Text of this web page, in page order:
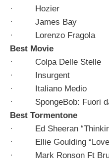
· Hozier
· James Bay
· Lorenzo Fragola
Best Movie
· Colpa Delle Stelle
· Insurgent
· Italiano Medio
· SpongeBob: Fuori
Best Tormentone
· Ed Sheeran
· Ellie Goulding “Love
· Mark Ronson Ft